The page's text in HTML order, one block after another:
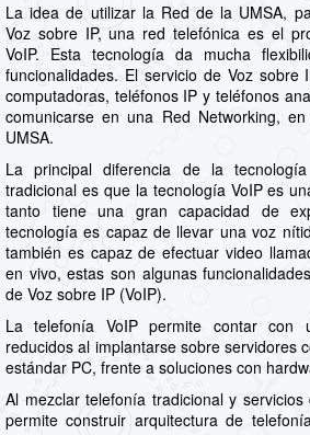
La idea de utilizar la Red de la UMSA,
Voz sobre IP, una red telefónica es el
VoIP. Esta tecnología da mucha
funcionalidades. El servicio de Voz
computadoras, teléfonos IP y teléfonos
comunicarse en una Red Networking,
UMSA.
La principal diferencia de la
tradicional es que la tecnología VoIP es
tanto tiene una gran capacidad de
tecnología es capaz de llevar una voz
también es capaz de efectuar video
en vivo, estas son algunas
de Voz sobre IP (VoIP).
La telefonía VoIP permite contar con
reducidos al implantarse sobre servidores
estándar PC, frente a soluciones con
Al mezclar telefonía tradicional y servicios
permite construir arquitectura de